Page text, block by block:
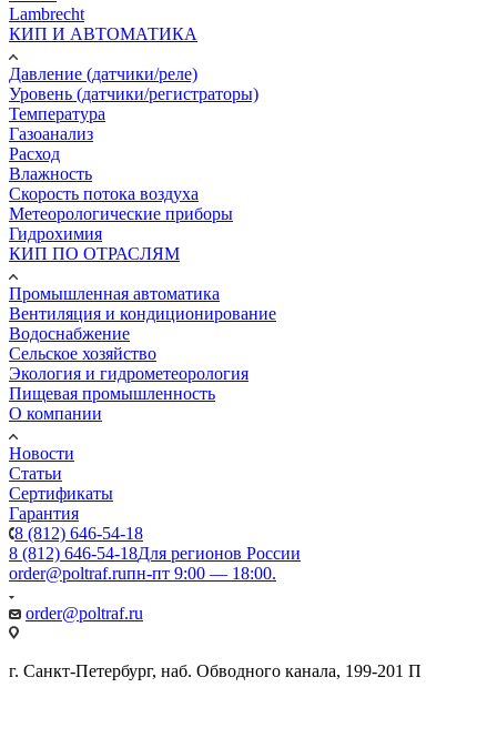
Lambrecht
КИП И АВТОМАТИКА
Давление (датчики/реле)
Уровень (датчики/регистраторы)
Температура
Газоанализ
Расход
Влажность
Скорость потока воздуха
Метеорологические приборы
Гидрохимия
КИП ПО ОТРАСЛЯМ
Промышленная автоматика
Вентиляция и кондиционирование
Водоснабжение
Сельское хозяйство
Экология и гидрометеорология
Пищевая промышленность
О компании
Новости
Статьи
Сертификаты
Гарантия
8 (812) 646-54-18
8 (812) 646-54-18Для регионов России
order@poltraf.ruпн-пт 9:00 — 18:00.
order@poltraf.ru
г. Санкт-Петербург, наб. Обводного канала, 199-201 П